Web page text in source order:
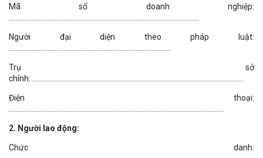
Mã số doanh nghiệp:
Người đại diện theo pháp luật:
Trụ sở
chính: …………………………………………………………………………………………………………
Điện thoại:
2. Người lao động:
Chức danh: